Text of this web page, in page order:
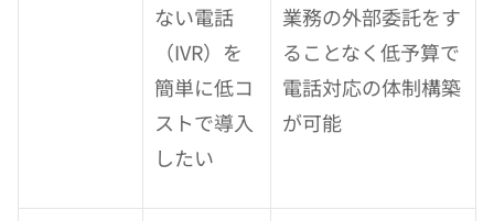
ない電話
（IVR）を
簡単に低コ
ストで導入
したい
業務の外部委託をす
ることなく低予算で
電話対応の体制構築
が可能